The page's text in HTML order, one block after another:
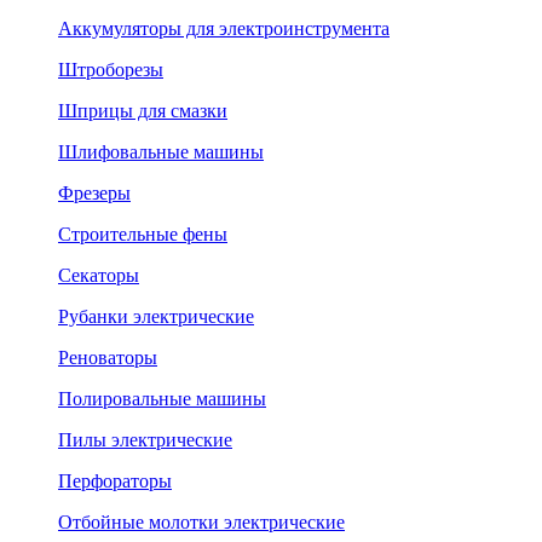
Аккумуляторы для электроинструмента
Штроборезы
Шприцы для смазки
Шлифовальные машины
Фрезеры
Строительные фены
Секаторы
Рубанки электрические
Реноваторы
Полировальные машины
Пилы электрические
Перфораторы
Отбойные молотки электрические